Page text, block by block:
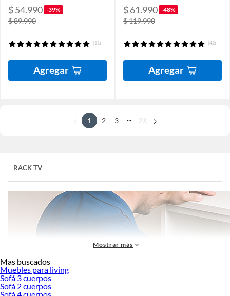
$ 54.990 -39%
$ 89.990
(11)
Agregar
$ 61.990 -48%
$ 119.990
(42)
Agregar
1 2 3 ... 23
RACK TV
Mostrar más
Mas buscados
Muebles para living
Sofá 3 cuerpos
Sofá 2 cuerpos